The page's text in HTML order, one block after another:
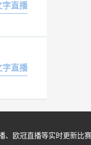
字直播
字直播
欧冠直播等实时更新比